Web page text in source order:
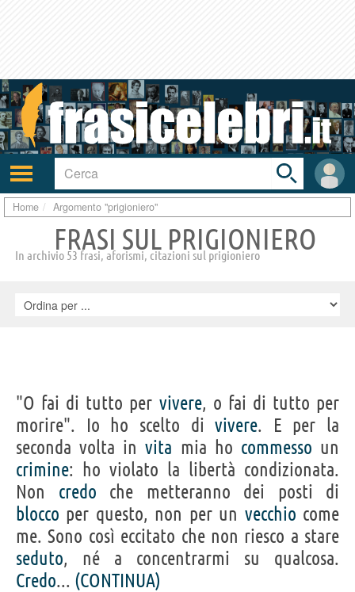
Attiva/disattiva
navigazione
User
area
Toggle
search
bar
Home Argomento "prigioniero"
FRASI SUL PRIGIONIERO
In archivio 53 frasi, aforismi, citazioni sul prigioniero
"O fai di tutto per vivere, o fai di tutto per
morire". Io ho scelto divivere. E per la
seconda volta invita mia ho commesso un
crimine: ho violato la libertà condizionata.
Non credo che metteranno dei posti di
blocco per questo, non per un vecchio come
me. Sono così eccitato che non riesco a stare
seduto, né a concentrarmi su qualcosa.
Credo... (CONTINUA)